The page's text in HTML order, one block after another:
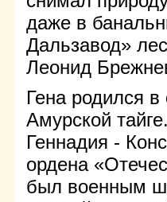
даже в
Дальзавод»
Леонид
Гена родился
Амурской
Геннадия -
ордена
был военным